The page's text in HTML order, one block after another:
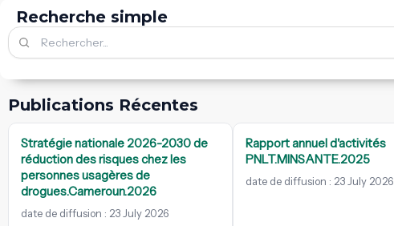
Recherche simple
Publications Récentes
Stratégie nationale 2026-2030 de
réduction des risques chez les
personnes usagères de
drogues.Cameroun.2026
date de diffusion : 23 July 2026
Rapport annuel d'activités
PNLT.MINSANTE.2025
date de diffusion : 23 July 2026